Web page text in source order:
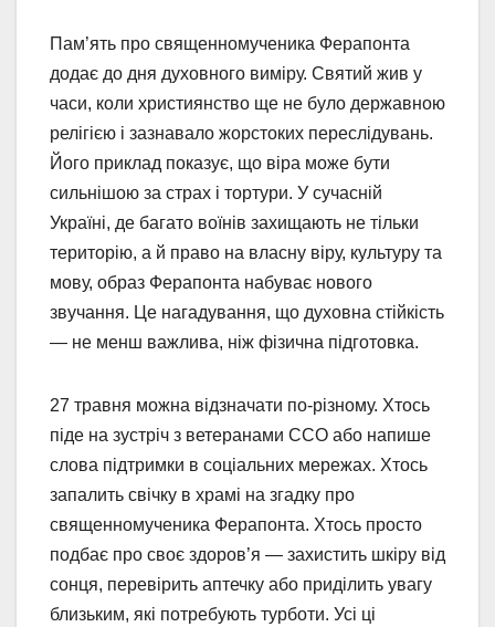
Пам’ять про священномученика Ферапонта
додає до дня духовного виміру. Святий жив у
часи, коли християнство ще не було державною
релігією і зазнавало жорстоких переслідувань.
Його приклад показує, що віра може бути
сильнішою за страх і тортури. У сучасній
Україні, де багато воїнів захищають не тільки
територію, а й право на власну віру, культуру та
мову, образ Ферапонта набуває нового
звучання. Це нагадування, що духовна стійкість
— не менш важлива, ніж фізична підготовка.
27 травня можна відзначати по-різному. Хтось
піде на зустріч з ветеранами ССО або напише
слова підтримки в соціальних мережах. Хтось
запалить свічку в храмі на згадку про
священномученика Ферапонта. Хтось просто
подбає про своє здоров’я — захистить шкіру від
сонця, перевірить аптечку або приділить увагу
близьким, які потребують турботи. Усі ці